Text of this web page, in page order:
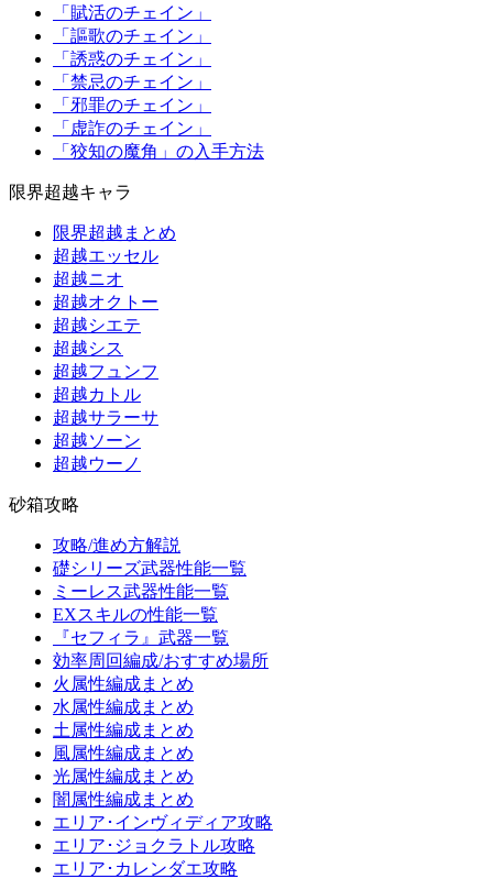
「賦活のチェイン」
「謳歌のチェイン」
「誘惑のチェイン」
「禁忌のチェイン」
「邪罪のチェイン」
「虚詐のチェイン」
「狡知の魔角」の入手方法
限界超越キャラ
限界超越まとめ
超越エッセル
超越ニオ
超越オクトー
超越シエテ
超越シス
超越フュンフ
超越カトル
超越サラーサ
超越ソーン
超越ウーノ
砂箱攻略
攻略/進め方解説
礎シリーズ武器性能一覧
ミーレス武器性能一覧
EXスキルの性能一覧
『セフィラ』武器一覧
効率周回編成/おすすめ場所
火属性編成まとめ
水属性編成まとめ
土属性編成まとめ
風属性編成まとめ
光属性編成まとめ
闇属性編成まとめ
エリア･インヴィディア攻略
エリア･ジョクラトル攻略
エリア･カレンダエ攻略